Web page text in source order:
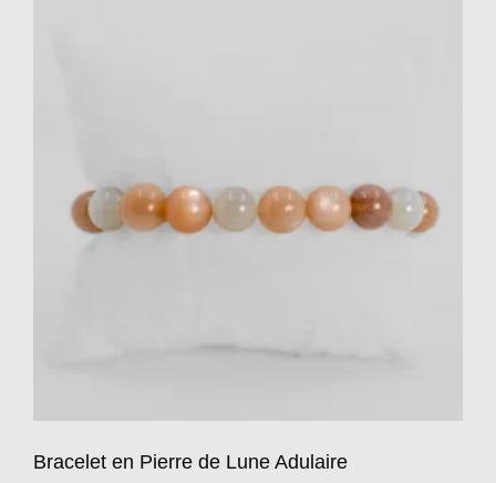
Bracelet en Pierre de Lune Adulaire